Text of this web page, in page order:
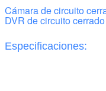
Cámara de circuito
DVR de circuito cerrado
Especificaciones: